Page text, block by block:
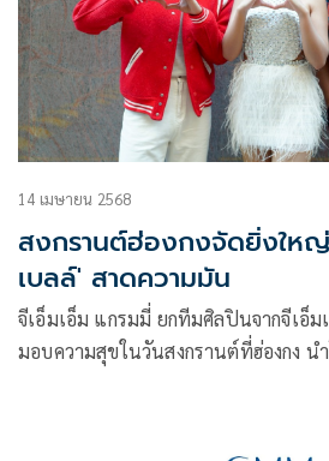
14 เมษายน 2568
สงกรานต์ฮ่องกงจัดยิ่งใ
เบลล์' สาดความมัน
จีเอ็มเอ็ม แกรมมี่ ยกทีมศิลปินจากจีเอ็
มอบความสุขในวันสงกรานต์ที่ฮ่องกง น